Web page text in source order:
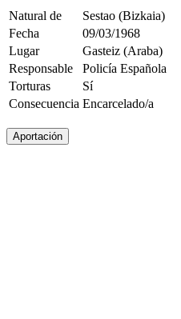
Natural de
Sestao (Bizkaia)
Fecha
09/03/1968
Lugar
Gasteiz (Araba)
Responsable
Policía Española
Torturas
Sí
Consecuencia Encarcelado/a